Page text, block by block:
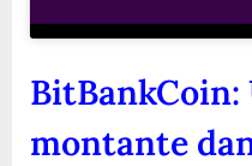
montante